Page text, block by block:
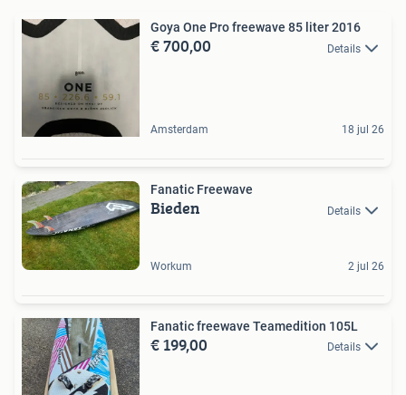
Goya One Pro freewave 85 liter 2016
€ 700,00 Details
Amsterdam 18 jul 26
Fanatic Freewave
Bieden Details
Workum 2 jul 26
Fanatic freewave Teamedition 105L
€ 199,00 Details